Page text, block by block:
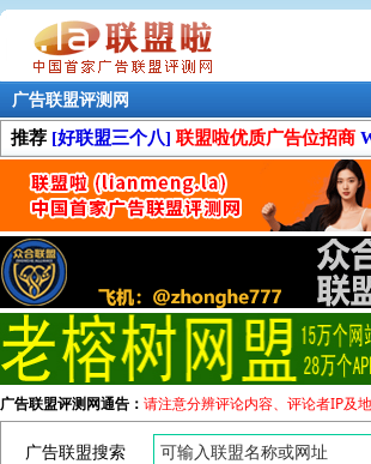
广告联盟评测网
推荐 [好联盟三个八] 联盟啦优质广告位招商
广告联盟评测网通告： 请注意分辨评论内容、评论者IP及
广告联盟搜索